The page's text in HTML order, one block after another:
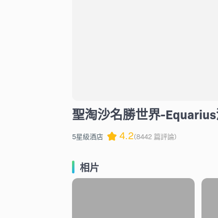
聖淘沙名勝世界-
5星級酒店 4.2(8442 篇評論)
相片